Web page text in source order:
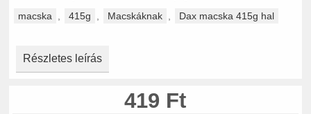
macska 415g Macskáknak Dax macska 415g hal
Részletes leírás
419 Ft